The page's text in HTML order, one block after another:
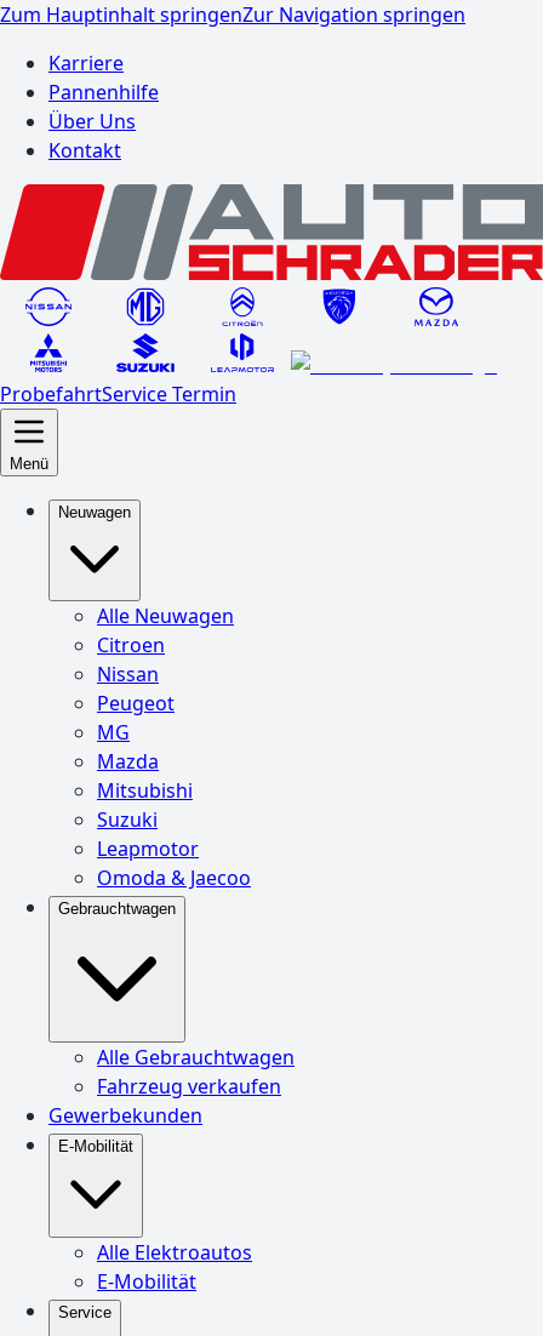
Zum Hauptinhalt springenZur Navigation springen
Karriere
Pannenhilfe
Über Uns
Kontakt
ProbefahrtService Termin
Menü
Neuwagen
Alle Neuwagen
Citroen
Nissan
Peugeot
MG
Mazda
Mitsubishi
Suzuki
Leapmotor
Omoda & Jaecoo
Gebrauchtwagen
Alle Gebrauchtwagen
Fahrzeug verkaufen
Gewerbekunden
E-Mobilität
Alle Elektroautos
E-Mobilität
Service